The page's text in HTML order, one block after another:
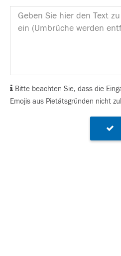
Bitte beachten Sie, dass die
Emojis aus Pietätsgründen nicht